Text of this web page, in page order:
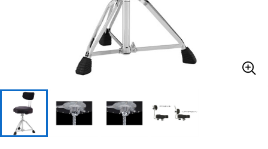
エフェクター
DTM オンライン納品